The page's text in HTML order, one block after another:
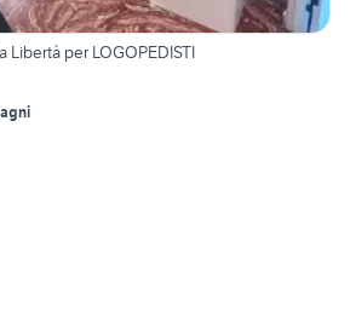
Libertà per LOGOPEDISTI